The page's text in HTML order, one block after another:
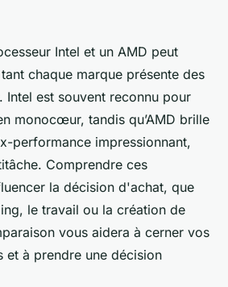
entre
Intel et AMD
•9 min de lecture
Intel et un AMD peut
chaque marque présente des
Intel est souvent reconnu pour
monocœur, tandis qu’AMD brille
performance impressionnant,
Comprendre ces
la décision d'achat, que
le travail ou la création de
vous aidera à cerner vos
et à prendre une décision